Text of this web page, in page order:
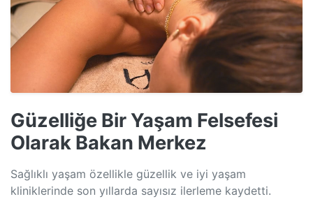
Güzelliğe Bir Yaşam Felsefesi
Olarak Bakan Merkez
Sağlıklı yaşam özellikle güzellik ve iyi yaşam
kliniklerinde son yıllarda sayısız ilerleme kaydetti.